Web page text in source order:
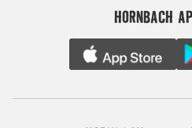
HORNBACH